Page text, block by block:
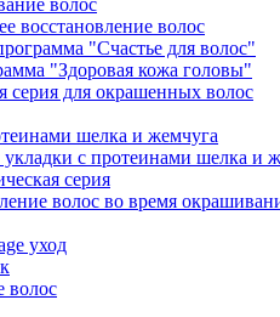
волос
восстановление волос
"Счастье для волос"
"Здоровая кожа головы"
серия для окрашенных волос
шелка и жемчуга
с протеинами шелка и
серия
волос во время
уход
волос